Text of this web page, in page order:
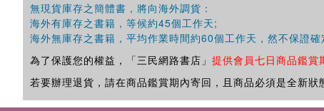
無現貨庫存之簡體書，將向海外調貨：
海外有庫存之書籍，等候約45個工作天;
海外無庫存之書籍，平均作業時間約60個工作天，然不保證確
為了保護您的權益，「三民網路書店」 提供會員七日商品鑑賞
若要辦理退貨，請在商品鑑賞期內寄回，且商品必須是全新